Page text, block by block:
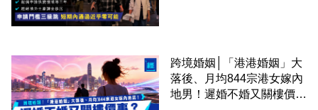
跨境婚姻│「港港婚姻」大
落後、月均844宗港女嫁內
地男！遲婚不婚又關樓價